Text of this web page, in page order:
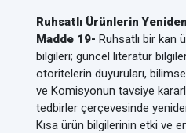
Ruhsatlı Ürünlerin
Madde 19- Ruhsatlı bir kan
bilgileri; güncel literatür
otoritelerin duyuruları,
ve Komisyonun tavsiye
tedbirler çerçevesinde
Kısa ürün bilgilerinin etki ve